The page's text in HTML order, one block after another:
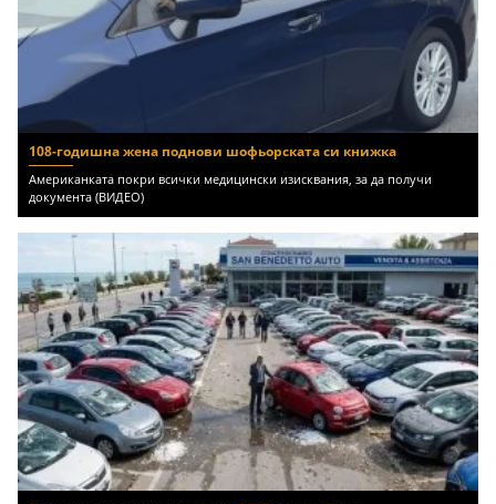
108-годишна жена поднови шофьорската си книжка
Американката покри всички медицински изисквания, за да получи
документа (ВИДЕО)